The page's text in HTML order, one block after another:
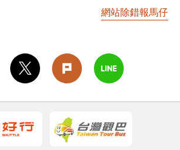
網站除錯報馬仔